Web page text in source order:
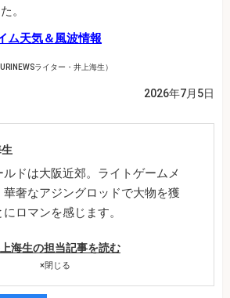
。
ム天気＆風波情報
ライター・井上海生）
2026年7月5日
ルドは大阪近郊。ライトゲームメ
華奢なアジングロッドで大物を獲
にロマンを感じます。
海生の担当記事を読む
×閉じる